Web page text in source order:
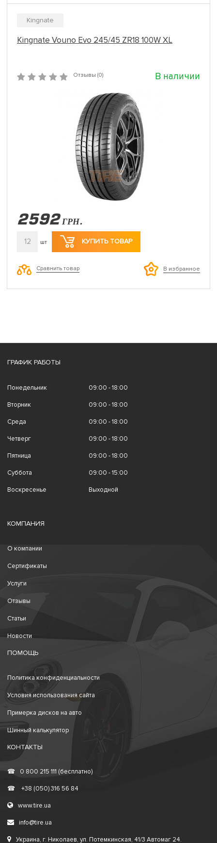
Kingnate
Kingnate Vouno Evo 245/45 ZR18 100W XL
Отзывы (0) В наличии
2592 ГРН.
12 шт КУПИТЬ ТОВАР
Сравнить товар В избранное
ГРАФИК РАБОТЫ
Понедельник 09:00 - 18:00
Вторник 09:00 - 18:00
Среда 09:00 - 18:00
Четверг 09:00 - 18:00
Пятница 09:00 - 18:00
Суббота 09:00 - 15:00
Воскресенье Выходной
КОМПАНИЯ
О компании
Сертификаты
Услуги
Отзывы
Статьи
Новости
ПОМОЩЬ
Политика конфиденциальности
Условия использования сайта
Примерка дисков на авто
Шинный калькулятор
КОНТАКТЫ
☎ 0 800 215 111 (бесплатно)
☎ +38 (050) 316 56 84
www.tire.ua
info@tire.ua
Украина, г. Николаев, ул. Потемкинская, 41/3 Автомаг 24.